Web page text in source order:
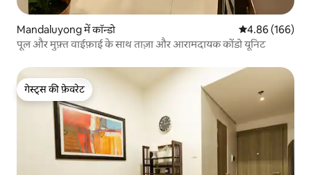
Mandaluyong में कॉन्डो औसत रेटिंग 5 में से
4.86 (166)
पूल और मुफ़्त वाईफ़ाई के साथ ताज़ा और आरामदायक कोंडो यूनिट
गेस्ट्स की फ़ेवरेट
गेस्ट्स की फ़ेवरेट